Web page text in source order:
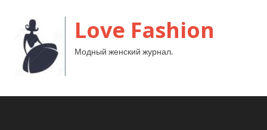
Love Fashion
Модный женский журнал.